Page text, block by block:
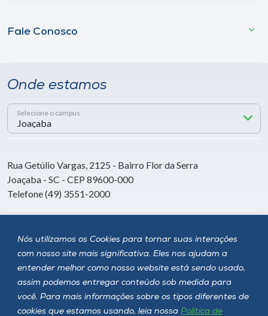
Nós utilizamos os Cookies para tornar suas interações
com nosso site mais significativa. Eles nos ajudam a
entender melhor como nosso website está sendo usado,
assim podemos entregar conteúdo sob medida para
você. Para mais informações sobre os tipos diferentes de
cookies que estamos usando, leia nossa Política de
Fale Conosco
Onde estamos
Selecione o campus
Rua Getúlio Vargas, 2125 - Bairro Flor da Serra
Joaçaba - SC - CEP 89600-000
Telefone (49) 3551-2000
Siga a Unoesc